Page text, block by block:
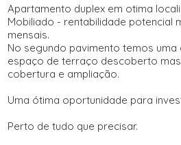
Apartamento duplex em otima
Mobiliado - rentabilidade potencial
mensais.
No segundo pavimento temos uma
espaço de terraço descoberto
cobertura e ampliação.
Uma ótima oportunidade para
Perto de tudo que precisar.